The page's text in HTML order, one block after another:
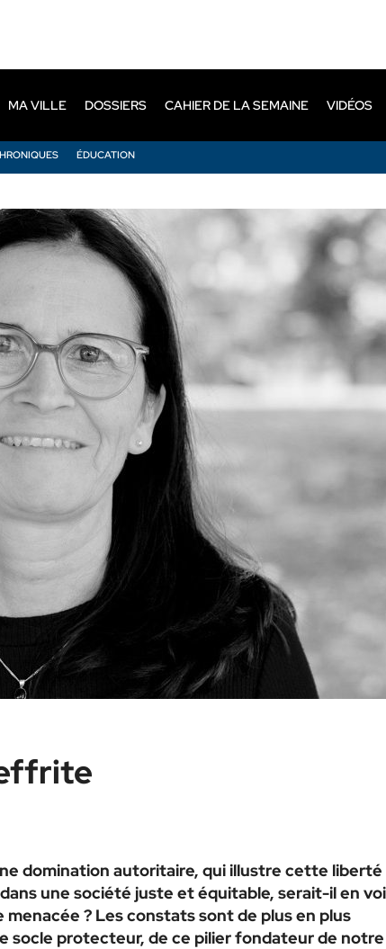
ÉDUCATION
MA VILLE DOSSIERS CAHIER DE LA SEMAINE VIDÉOS
domination autoritaire, qui illustre cette liberté
une société juste et équitable, serait-il en
? Les constats sont de plus en plus
protecteur, de ce pilier fondateur de notre